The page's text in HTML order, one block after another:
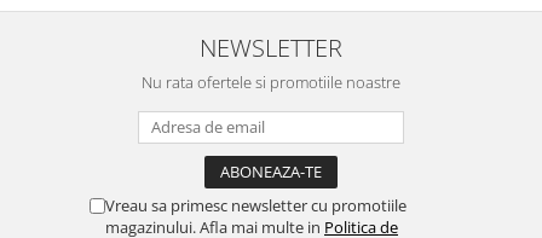
NEWSLETTER
Nu rata ofertele si promotiile noastre
Vreau sa primesc newsletter cu promotiile
magazinului. Afla mai multe in Politica de